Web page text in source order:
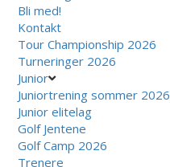
Bli med!
Kontakt
Tour Championship 2026
Turneringer 2026
Junior
Juniortrening sommer 2026
Junior elitelag
Golf Jentene
Golf Camp 2026
Trenere